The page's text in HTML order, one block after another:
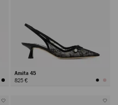
Amita 45
825 €